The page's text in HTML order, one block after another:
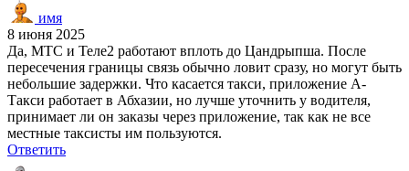
имя
8 июня 2025
Да, МТС и Теле2 работают вплоть до Цандрыпша. После
пересечения границы связь обычно ловит сразу, но могут быть
небольшие задержки. Что касается такси, приложение А-
Такси работает в Абхазии, но лучше уточнить у водителя,
принимает ли он заказы через приложение, так как не все
местные таксисты им пользуются.
Ответить